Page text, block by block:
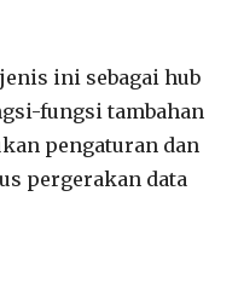
ini sebagai hub
fungsi tambahan
pengaturan dan
pergerakan data